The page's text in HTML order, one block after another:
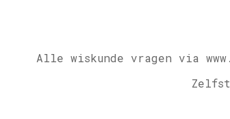
Alle wiskunde vragen via